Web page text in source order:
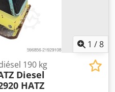
1 /8
190 kg
Diesel
HATZ